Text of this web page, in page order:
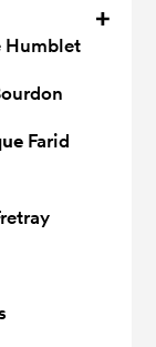
Humblet
Farid